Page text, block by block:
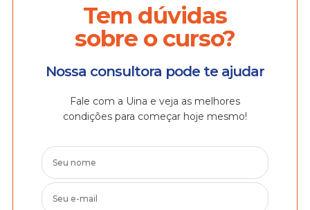
Tem dúvidas
sobre o curso?
Nossa consultora pode te ajudar
Fale com a Uina e veja as melhores
condições para começar hoje mesmo!